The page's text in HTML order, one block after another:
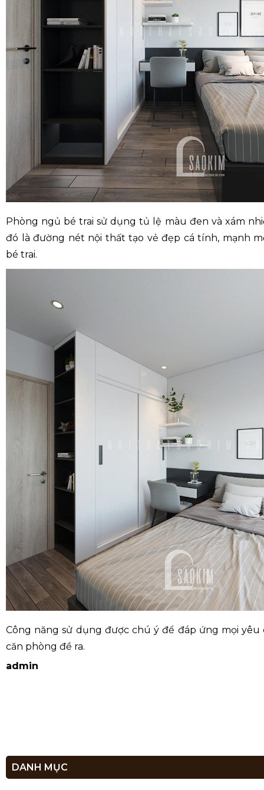
Phòng ngủ bé trai sử dụng tủ lệ màu đen và xám
đó là đường nét nội thất tạo vẻ đẹp cá tính, mạnh
bé trai.
Công năng sử dụng được chú ý để đáp ứng mọi yêu
căn phòng đề ra.
admin
DANH MỤC